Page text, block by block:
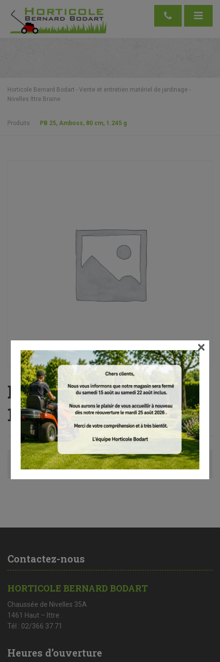
Horticole Bernard Bodart - Vente et entretien matériel de jardinage -
Nivelles Ittre Braine
Produits PB 25, Amboss, 80 cm, 1.245 g
PB 25, Amboss, 80 cm,
1.245 g
Avis (0)
Contactez-nous
HORTICOLE BERNARD BODART
Chaussée de Nivelles 35A
1461 Haut – Ittre
Tél : 02/366 37 71
Heures d’ouverture
×